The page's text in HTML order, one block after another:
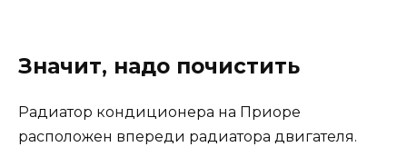
Значит, надо почистить
Радиатор кондиционера на Приоре
расположен впереди радиатора двигателя.